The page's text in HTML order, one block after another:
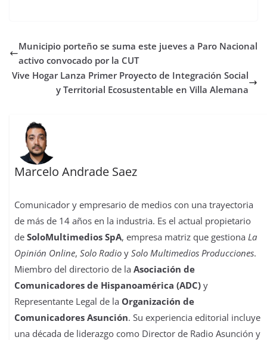
o
o
k
e
r
A
p
p
d
o
n
r
e
s
t
r
d
I
n
r
i
r
Municipio porteño se suma este jueves a Paro Nacional
activo convocado por la CUT
Vive Hogar Lanza Primer Proyecto de Integración Social
y Territorial Ecosustentable en Villa Alemana
Marcelo Andrade Saez
Comunicador y empresario de medios con una trayectoria
de más de 14 años en la industria. Es el actual propietario
deSoloMultimedios SpA, empresa matriz que gestiona La
Opinión Online,Solo Radio ySolo Multimedios Producciones.
Miembro del directorio de laAsociación de
Comunicadores de Hispanoamérica (ADC) y
Representante Legal de la Organización de
Comunicadores Asunción. Su experiencia editorial incluye
una década de liderazgo como Director de Radio Asunción y